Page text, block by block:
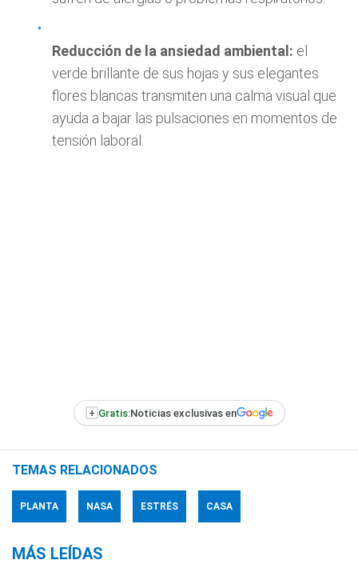
Reducción de la ansiedad ambiental: el
verde brillante de sus hojas y sus elegantes
flores blancas transmiten una calma visual que
ayuda a bajar las pulsaciones en momentos de
tensión laboral.
+ Gratis:Noticias exclusivas en
TEMAS RELACIONADOS
PLANTA NASA ESTRÉS CASA
MÁS LEÍDAS